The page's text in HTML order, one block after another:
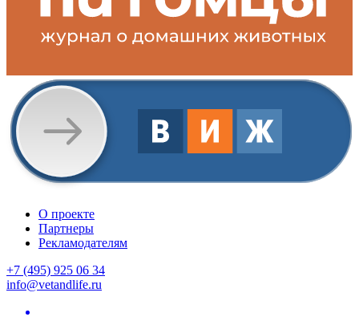
О проекте
Партнеры
Рекламодателям
+7 (495) 925 06 34
info@vetandlife.ru